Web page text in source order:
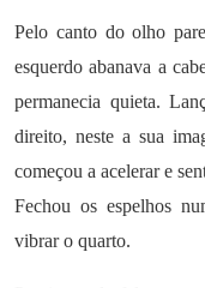
Pelo canto do olho
esquerdo abanava a
permanecia quieta.
direito, neste a sua
começou a acelerar e
Fechou os espelhos
vibrar o quarto.